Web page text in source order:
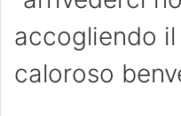
accogliendo
caloroso